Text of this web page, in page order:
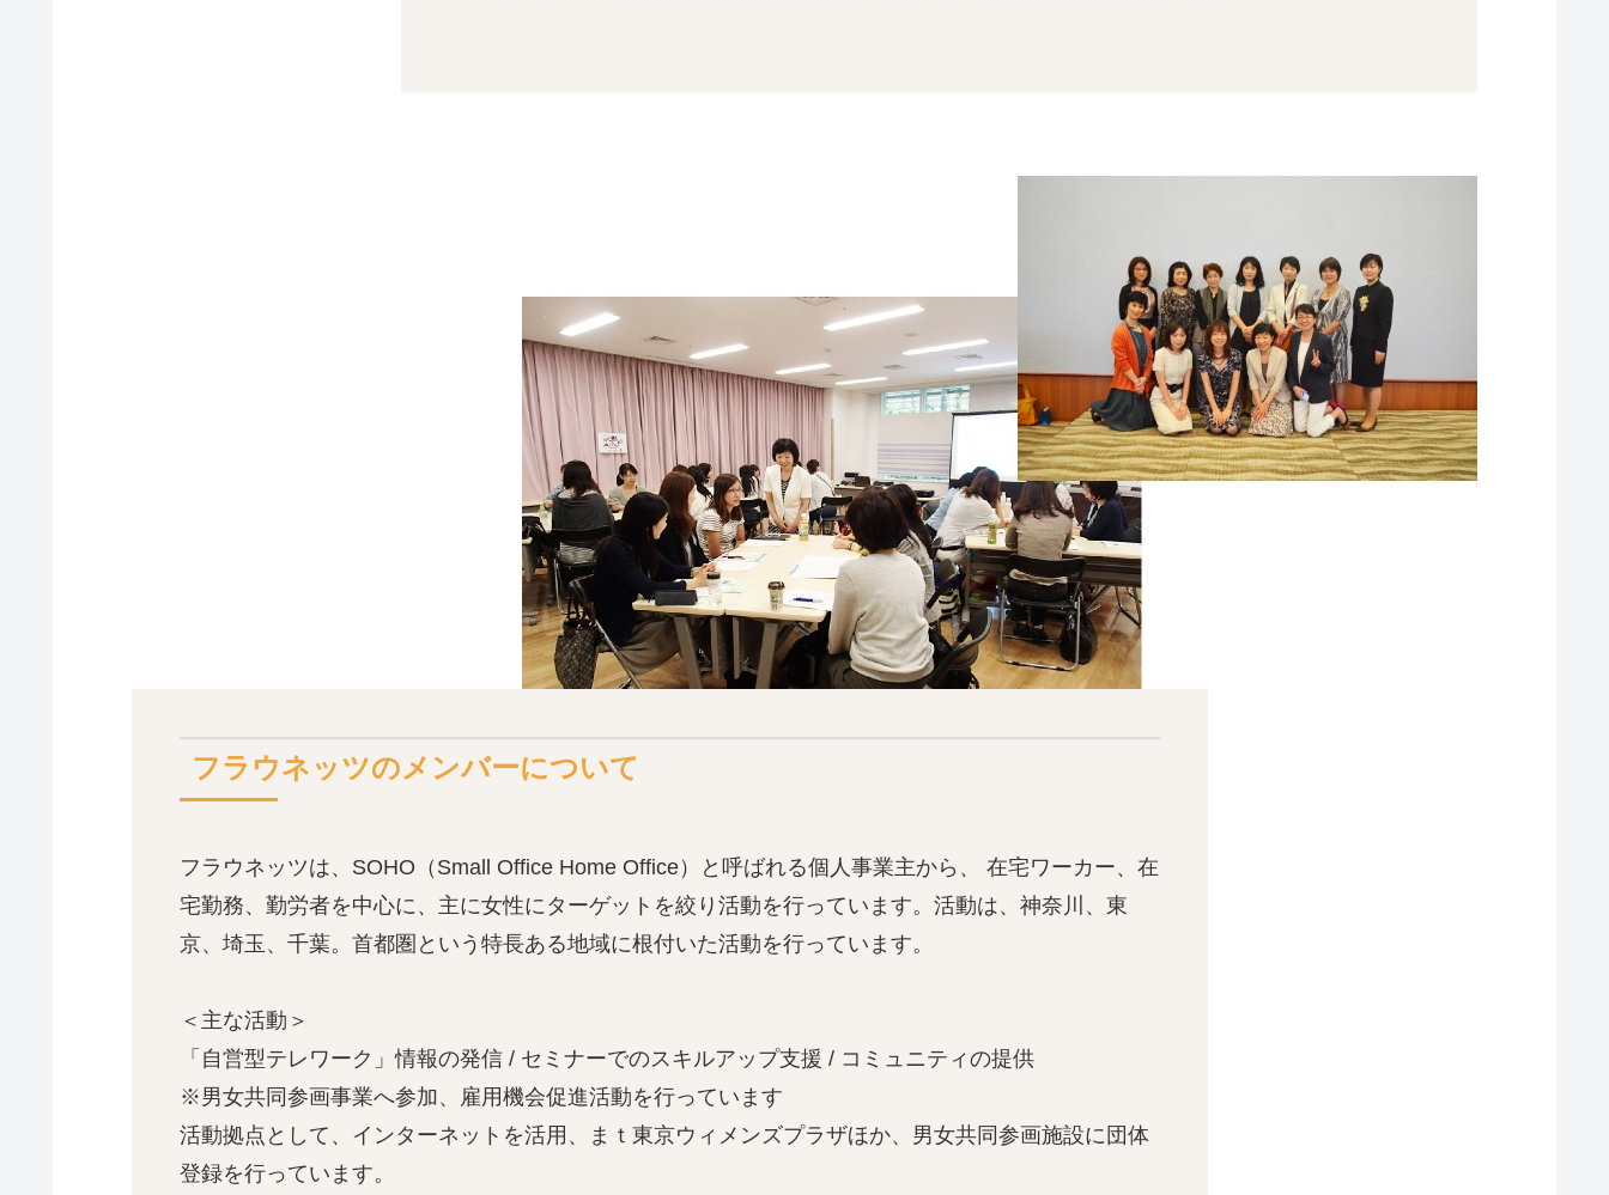
フラウネッツのメンバーについて
フラウネッツは、SOHO（Small Office Home Office）と呼ばれる個人事業主から、 在宅ワーカー、在
宅勤務、勤労者を中心に、主に女性にターゲットを絞り活動を行っています。活動は、神奈川、東
京、埼玉、千葉。首都圏という特長ある地域に根付いた活動を行っています。
＜主な活動＞
「自営型テレワーク」情報の発信 / セミナーでのスキルアップ支援 / コミュニティの提供
※男女共同参画事業へ参加、雇用機会促進活動を行っています
活動拠点として、インターネットを活用、まｔ東京ウィメンズプラザほか、男女共同参画施設に団体
登録を行っています。